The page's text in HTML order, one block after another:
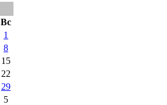
Вс
1
8
15
22
29
5